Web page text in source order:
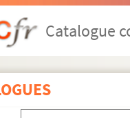
Catalogue